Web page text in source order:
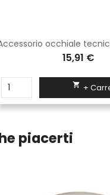
occhiale
15,91 €
 +
piacerti